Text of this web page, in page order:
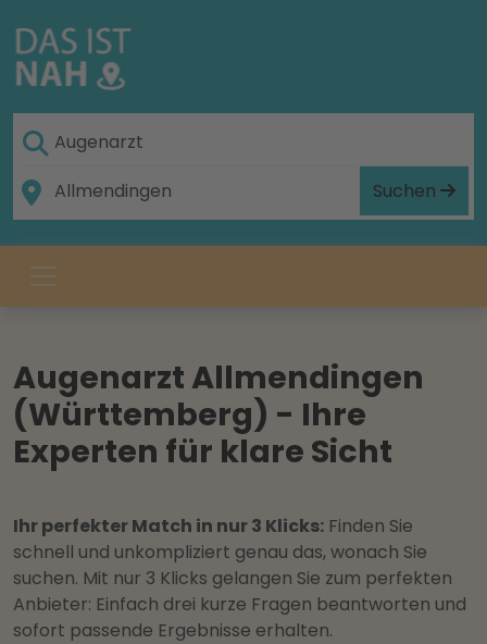
Suchen
Augenarzt Allmendingen
(Württemberg) - Ihre
Experten für klare Sicht
Ihr perfekter Match in nur 3 Klicks: Finden Sie
schnell und unkompliziert genau das, wonach Sie
suchen. Mit nur 3 Klicks gelangen Sie zum perfekten
Anbieter: Einfach drei kurze Fragen beantworten und
sofort passende Ergebnisse erhalten.